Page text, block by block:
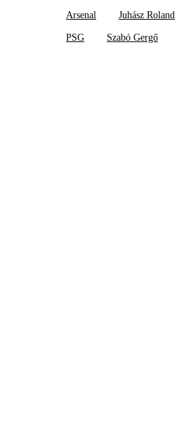
Arsenal Juhász Roland
PSG Szabó Gergő